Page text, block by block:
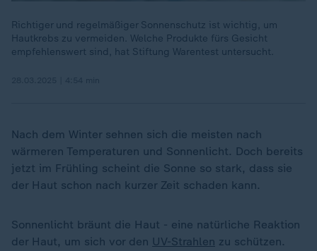
Richtiger und regelmäßiger Sonnenschutz ist wichtig, um
Hautkrebs zu vermeiden. Welche Produkte fürs Gesicht
empfehlenswert sind, hat Stiftung Warentest untersucht.
Nach dem Winter sehnen sich die meisten nach
wärmeren Temperaturen und Sonnenlicht. Doch bereits
jetzt im Frühling scheint die Sonne so stark, dass sie
der Haut schon nach kurzer Zeit schaden kann.
Sonnenlicht bräunt die Haut - eine natürliche Reaktion
der Haut, um sich vor den UV-Strahlen zu schützen.